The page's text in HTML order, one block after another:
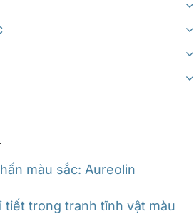
màu sắc: Aureolin
tiết trong tranh tĩnh vật màu